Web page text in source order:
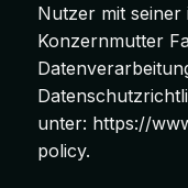
Nutzer mit seiner
Konzernmutter
unter: https://
policy.